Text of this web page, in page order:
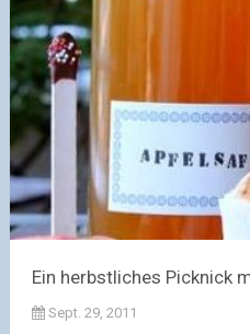
Ein herbstliches Picknick
Sept. 29, 2011